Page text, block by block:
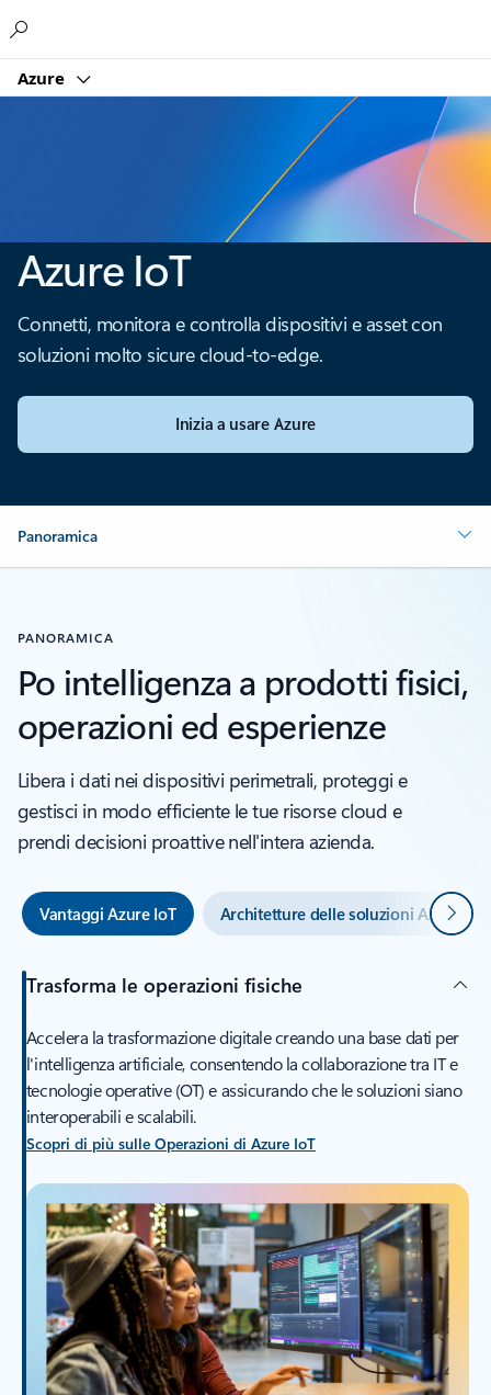
Azure
Azure IoT
Connetti, monitora e controlla dispositivi e asset con
soluzioni molto sicure cloud-to-edge.
Inizia a usare Azure
Panoramica
PANORAMICA
Po intelligenza a prodotti fisici,
operazioni ed esperienze
Libera i dati nei dispositivi perimetrali, proteggi e
gestisci in modo efficiente le tue risorse cloud e
prendi decisioni proattive nell'intera azienda.
Vantaggi Azure IoT Architetture delle soluzioni Azure IoT
Avanti
Trasforma le operazioni fisiche
Accelera la trasformazione digitale creando una base dati per
l'intelligenza artificiale, consentendo la collaborazione tra IT e
tecnologie operative (OT) e assicurando che le soluzioni siano
interoperabili e scalabili.
Scopri di più sulle Operazioni di Azure IoT